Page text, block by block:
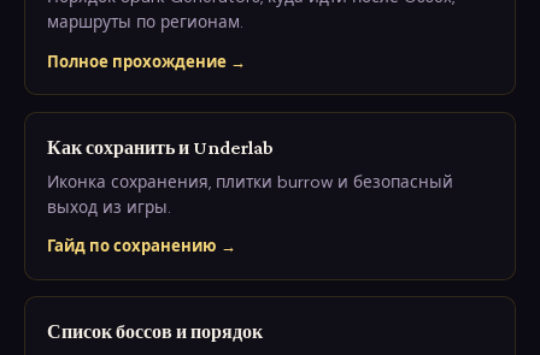
маршруты по регионам.
Полное прохождение →
Как сохранить и Underlab
Иконка сохранения, плитки burrow и безопасный
выход из игры.
Гайд по сохранению →
Список боссов и порядок